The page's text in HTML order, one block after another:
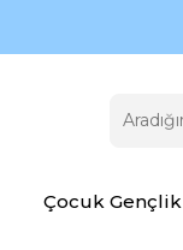
Çocuk Gençlik